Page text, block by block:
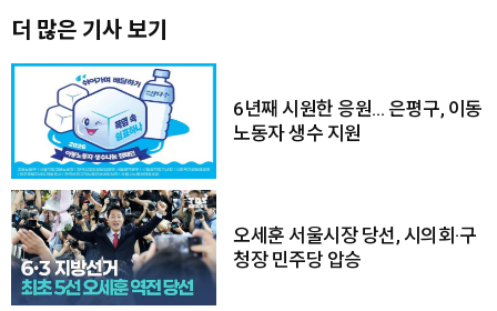
더 많은 기사 보기
6년째 시원한 응원… 은평구, 이동
노동자 생수 지원
오세훈 서울시장 당선, 시의회·구
청장 민주당 압승